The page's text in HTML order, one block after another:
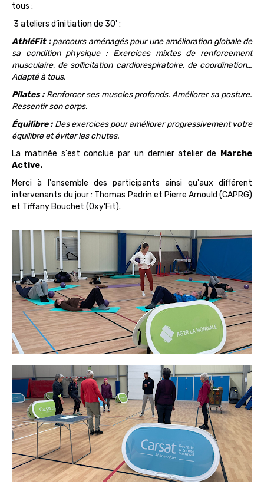
tous :
3 ateliers d’initiation de 30' :
AthléFit :parcours aménagés pour une amélioration globale de
sa condition physique : Exercices mixtes de renforcement
musculaire, de sollicitation cardiorespiratoire, de coordination…
Adapté à tous.
Pilates : Renforcer ses muscles profonds. Améliorer sa posture.
Ressentir son corps.
Équilibre :Des exercices pour améliorer progressivement votre
équilibre et éviter les chutes.
La matinée s'est conclue par un dernier atelier de
Marche
Active.
Merci à l'ensemble des participants ainsi qu'aux différent
intervenants du jour : Thomas Padrin et Pierre Arnould (CAPRG)
et Tiffany Bouchet (Oxy'Fit).